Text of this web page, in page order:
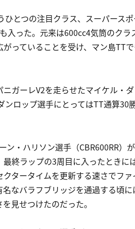
とつの注目クラス、スーパース
入った。元来は600cc4気筒のク
っていることを受け、マン島TT
ガーレV2を走らせたマイケル・
ンロップ選手にとってはTT通算30
ン・ハリソン選手（CBR600RR）
終ラップの3周目に入ったときに
タータイムを更新する速さでフ
なバラフブリッジを通過する頃
見せつけたのだった。